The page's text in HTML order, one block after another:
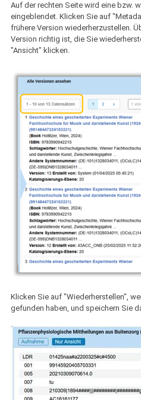
Auf der rechten Seite wird eine bzw.
eingeblendet. Klicken Sie auf
frühere Version wiederherzustellen.
Version richtig ist, die Sie
"Ansicht" klicken.
Klicken Sie auf "Wiederherstellen",
gefunden haben, und speichern Sie